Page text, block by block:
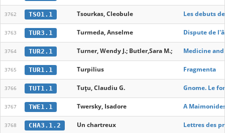
3762 TSO1.1 Tsourkas, Cleobule Les debuts
3763 TUR3.1 Turmeda, Anselme Dispute de
3764 TUR2.1 Turner, Wendy J.; Butler,Sara M.; Medicine
3765 TUR1.1 Turpilius Fragmenta
3766 TUT1.1 Tuțu, Claudiu G. Gnome. Le
3767 TWE1.1 Twersky, Isadore A
3768 CHA3.1.2 Un chartreux Lettres des